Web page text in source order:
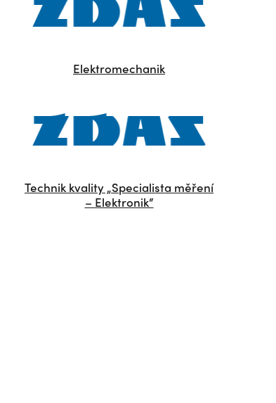
Elektromechanik
Technik kvality „Specialista měření
– Elektronik“